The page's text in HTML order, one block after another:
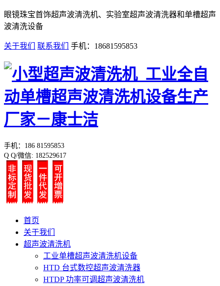
眼镜珠宝首饰超声波清洗机、实验室超声波清洗器和单槽超声
波清洗设备
关于我们 联系我们 手机：18681595853
手机：186 81595853
Q Q/微信: 182529617
首页
关于我们
超声波清洗机
工业单槽超声波清洗机设备
HTD 台式数控超声波清洗器
HTDP 功率可调超声波清洗机